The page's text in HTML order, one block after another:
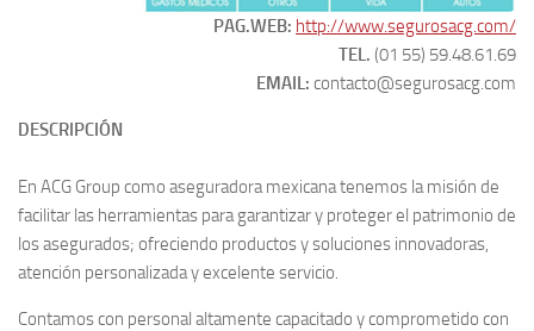
PAG.WEB: http://www.segurosacg.com/
TEL. (01 55) 59.48.61.69
EMAIL: contacto@segurosacg.com
DESCRIPCIÓN
En ACG Group como aseguradora mexicana tenemos la misión de
facilitar las herramientas para garantizar y proteger el patrimonio de
los asegurados; ofreciendo productos y soluciones innovadoras,
atención personalizada y excelente servicio.
Contamos con personal altamente capacitado y comprometido con